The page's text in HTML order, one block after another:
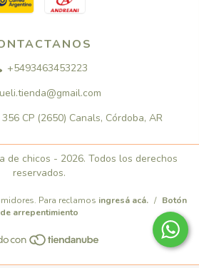
+5493463453223
CP (2650) Canals, Córdoba, AR
de chicos - 2026. Todos los derechos
reservados.
Para reclamos ingresá acá. / Botón
de arrepentimiento